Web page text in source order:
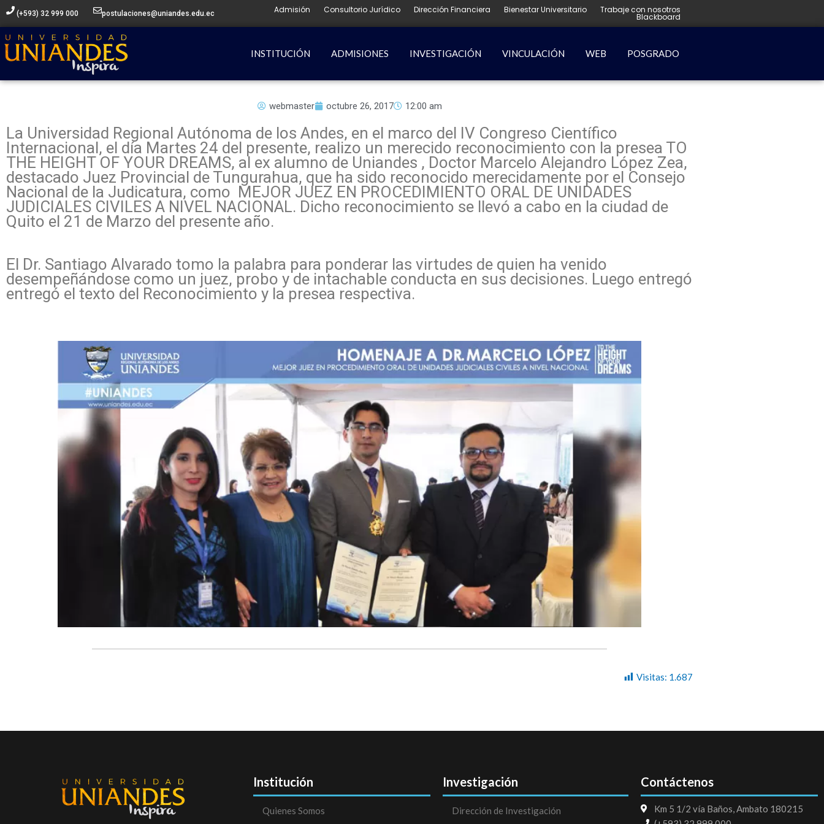
contenido
(+593) 32 999 000 postulaciones@uniandes.edu.ec Admisión Consultorio Jurídico Dirección Financiera Bienestar Universitario Trabaje con nosotros
Blackboard
INSTITUCIÓN ADMISIONES INVESTIGACIÓN VINCULACIÓN WEB POSGRADO
webmaster octubre 26, 2017 12:00 am
La Universidad Regional Autónoma de los Andes, en el marco del IV Congreso Científico
Internacional, el día Martes 24 del presente, realizo un merecido reconocimiento con la presea TO
THE HEIGHT OF YOUR DREAMS, al ex alumno de Uniandes , Doctor Marcelo Alejandro López Zea,
destacado Juez Provincial de Tungurahua, que ha sido reconocido merecidamente por el Consejo
Nacional de la Judicatura, como MEJOR JUEZ EN PROCEDIMIENTO ORAL DE UNIDADES
JUDICIALES CIVILES A NIVEL NACIONAL. Dicho reconocimiento se llevó a cabo en la ciudad de
Quito el 21 de Marzo del presente año.
El Dr. Santiago Alvarado tomo la palabra para ponderar las virtudes de quien ha venido
desempeñándose como un juez, probo y de intachable conducta en sus decisiones. Luego entregó
entregó el texto del Reconocimiento y la presea respectiva.
Visitas: 1.687
Institución
Quienes Somos
Investigación
Dirección de Investigación
Contáctenos
Km 5 1/2 vía Baños, Ambato 180215